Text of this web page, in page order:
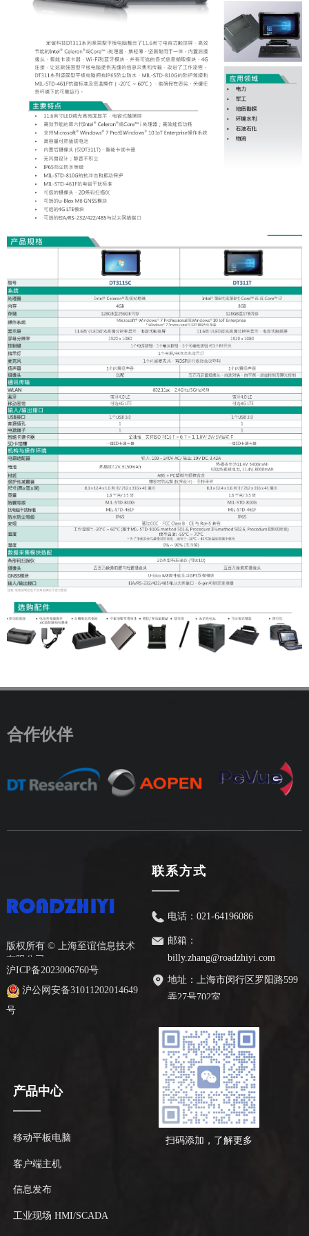
版权所有 © 上海至谊信息技术
有限公司
沪ICP备2023006760号
沪公网安备31011202014649
号
联系方式
——
电话： 021-64196086
邮箱：
billy.zhang@roadzhiyi.com
地址： 上海市闵行区罗阳路599
弄27号702室
产品中心
——
移动平板电脑
客户端主机
信息发布
工业现场 HMI/SCADA
扫码添加，了解更多
合作伙伴